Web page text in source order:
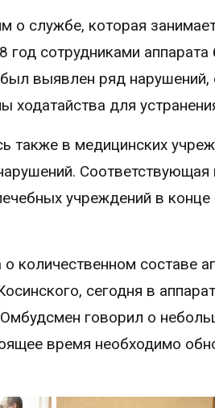
о службе, которая
сотрудниками
выявлен ряд
для
также в медицинских
учреждений в
количественном составе
сегодня в
говорил о
время необходимо